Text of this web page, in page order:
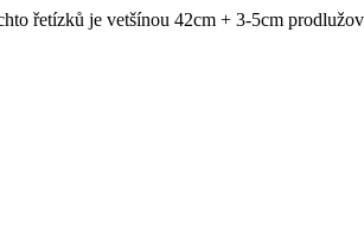
řetízků je vetšínou 42cm + 3-5cm